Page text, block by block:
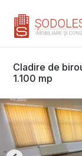
Cladire de
1.100 mp